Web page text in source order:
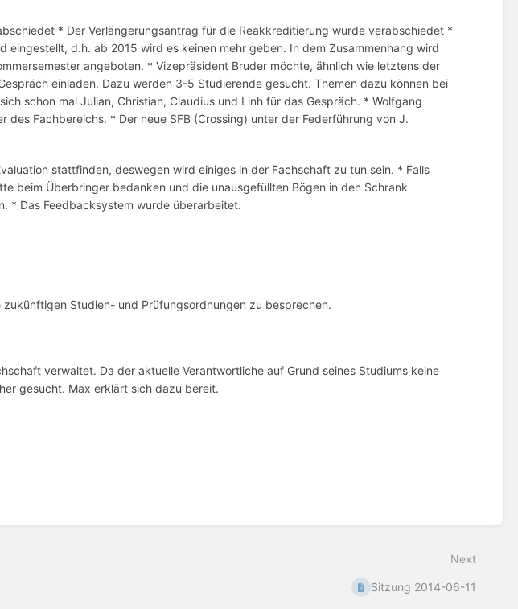
* Der Verlängerungsantrag für die Reakkreditierung wurde verabschiedet *
eingestellt, d.h. ab 2015 wird es keinen mehr geben. In dem Zusammenhang wird
angeboten. * Vizepräsident Bruder möchte, ähnlich wie letztens der
einladen. Dazu werden 3-5 Studierende gesucht. Themen dazu können bei
schon mal Julian, Christian, Claudius und Linh für das Gespräch. * Wolfgang
des Fachbereichs. * Der neue SFB (Crossing) unter der Federführung von J.
stattfinden, deswegen wird einiges in der Fachschaft zu tun sein. * Falls
beim Überbringer bedanken und die unausgefüllten Bögen in den Schrank
* Das Feedbacksystem wurde überarbeitet.
Studien- und Prüfungsordnungen zu besprechen.
verwaltet. Da der aktuelle Verantwortliche auf Grund seines Studiums keine
gesucht. Max erklärt sich dazu bereit.
Next
Sitzung 2014-06-11